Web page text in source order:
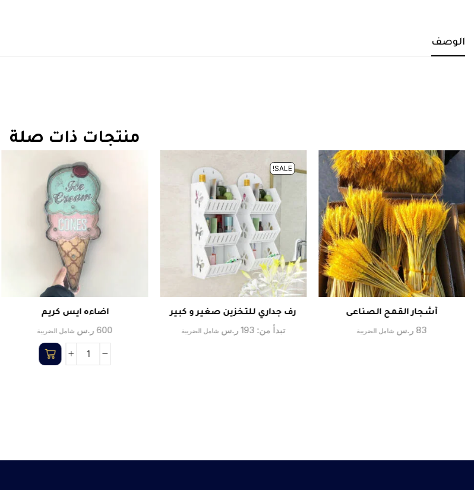
الوصف
منتجات ذات صلة
أشجار القمح الصناعى
83 ر.س شامل الضريبة
SALE!
رف جداري للتخزين صغير و كبير
تبدأ من: 193 ر.س شامل الضريبة
اضاءه ايس كريم
600 ر.س شامل الضريبة